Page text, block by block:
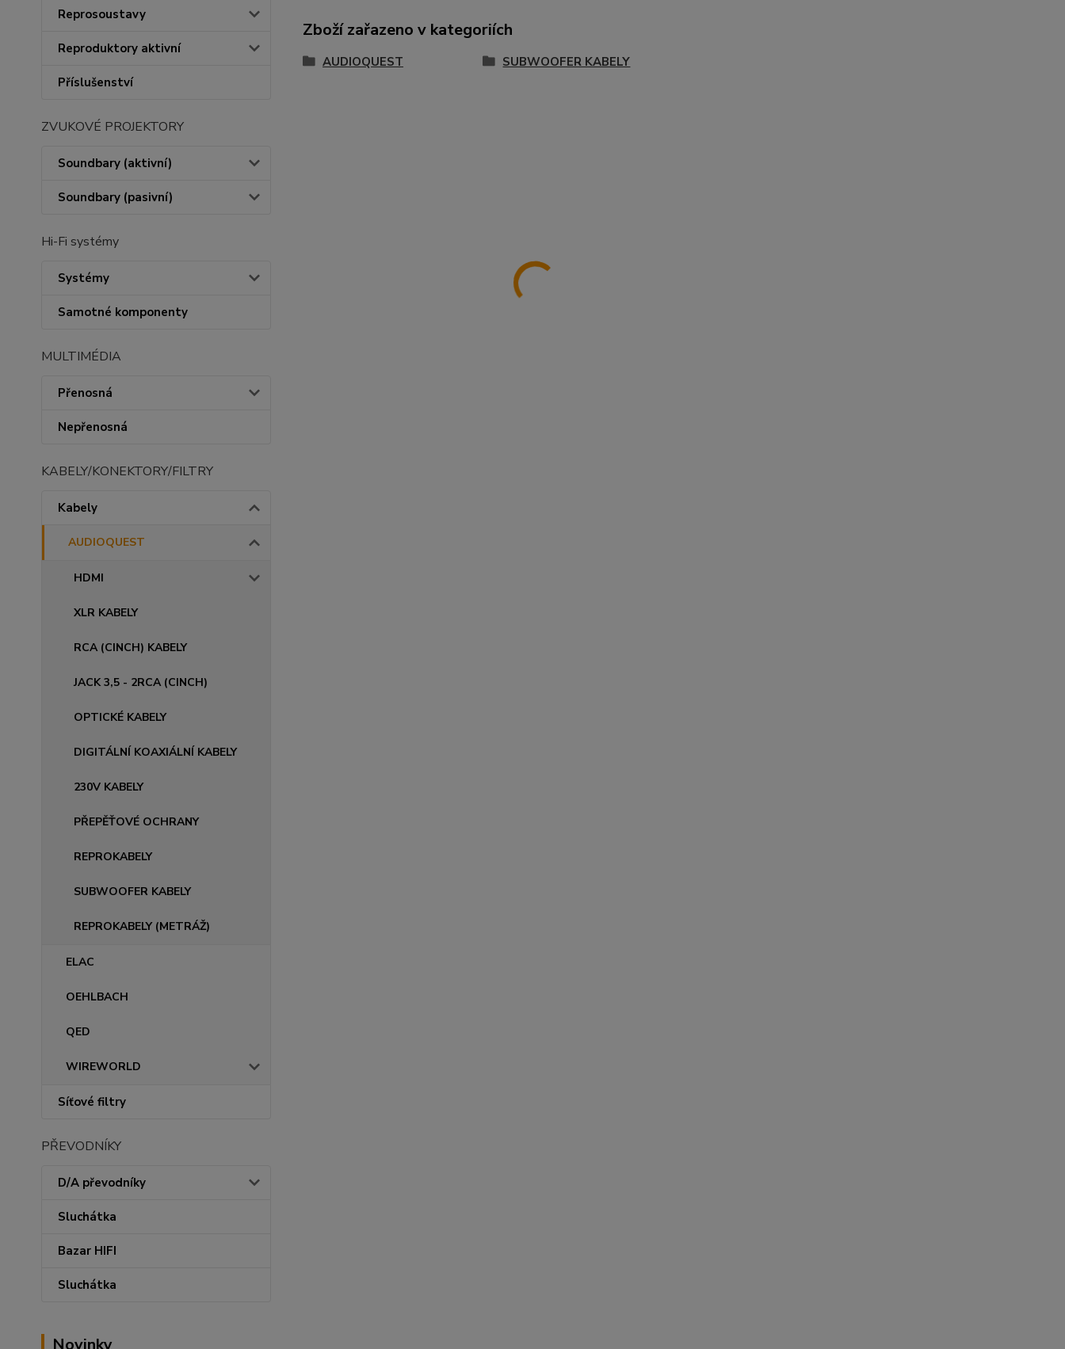
Reprosoustavy
Reproduktory aktivní
Příslušenství
ZVUKOVÉ PROJEKTORY
Soundbary (aktivní)
Soundbary (pasivní)
Hi-Fi systémy
Systémy
Samotné komponenty
MULTIMÉDIA
Přenosná
Nepřenosná
KABELY/KONEKTORY/FILTRY
Kabely
AUDIOQUEST
HDMI
XLR KABELY
RCA (CINCH) KABELY
JACK 3,5 - 2RCA (CINCH)
OPTICKÉ KABELY
DIGITÁLNÍ KOAXIÁLNÍ KABELY
230V KABELY
PŘEPĚŤOVÉ OCHRANY
REPROKABELY
SUBWOOFER KABELY
REPROKABELY (METRÁŽ)
ELAC
OEHLBACH
QED
WIREWORLD
Síťové filtry
PŘEVODNÍKY
D/A převodníky
Sluchátka
Bazar HIFI
Sluchátka
Novinky
Zboží zařazeno v kategoriích
AUDIOQUEST SUBWOOFER KABELY